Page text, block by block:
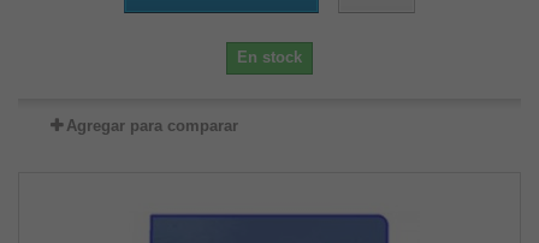
En stock
Agregar para comparar